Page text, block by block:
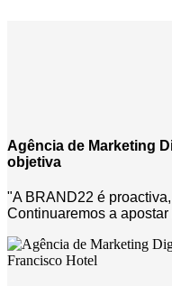
Agência de Marketing
objetiva
"A BRAND22 é
Continuaremos a